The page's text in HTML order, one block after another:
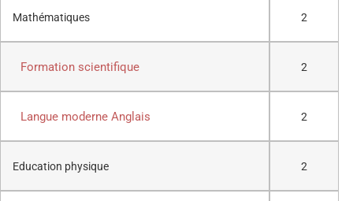
Mathématiques 2
Formation scientifique 2
Langue moderne Anglais 2
Education physique 2